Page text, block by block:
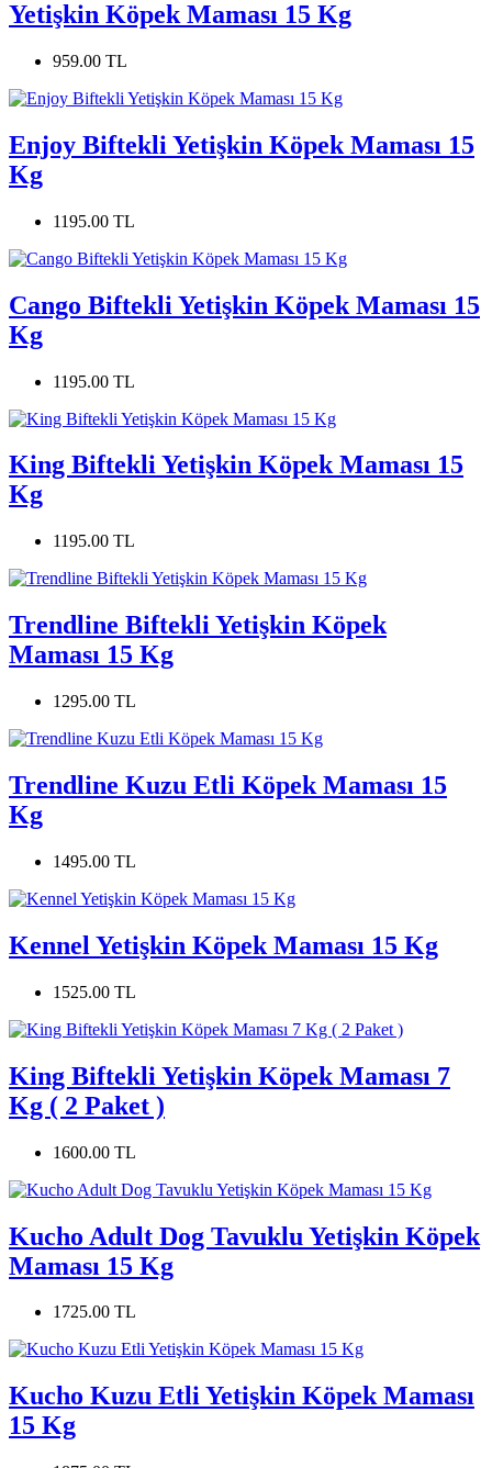
Yetişkin Köpek Maması 15 Kg
959.00 TL
Enjoy Biftekli Yetişkin Köpek Maması 15
Kg
1195.00 TL
Cango Biftekli Yetişkin Köpek Maması 15
Kg
1195.00 TL
King Biftekli Yetişkin Köpek Maması 15
Kg
1195.00 TL
Trendline Biftekli Yetişkin Köpek
Maması 15 Kg
1295.00 TL
Trendline Kuzu Etli Köpek Maması 15
Kg
1495.00 TL
Kennel Yetişkin Köpek Maması 15 Kg
1525.00 TL
King Biftekli Yetişkin Köpek Maması 7
Kg ( 2 Paket )
1600.00 TL
Kucho Adult Dog Tavuklu Yetişkin Köpek
Maması 15 Kg
1725.00 TL
Kucho Kuzu Etli Yetişkin Köpek Maması
15 Kg